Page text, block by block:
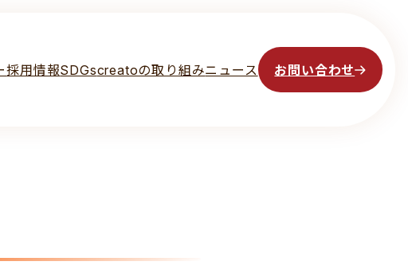
採用情報SDGscreatoの取り組みニュース お問い合わせ